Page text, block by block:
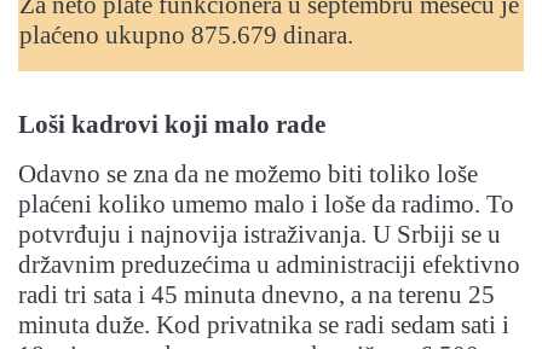
plaćeno ukupno 875.679 dinara.
Loši kadrovi koji malo rade
Odavno se zna da ne možemo biti toliko loše
plaćeni koliko umemo malo i loše da radimo. To
potvrđuju i najnovija istraživanja. U Srbiji se u
državnim preduzećima u administraciji efektivno
radi tri sata i 45 minuta dnevno, a na terenu 25
minuta duže. Kod privatnika se radi sedam sati i